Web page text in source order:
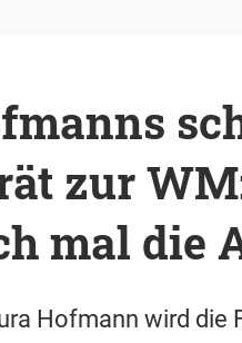
zur
mal die
Hofmann wird